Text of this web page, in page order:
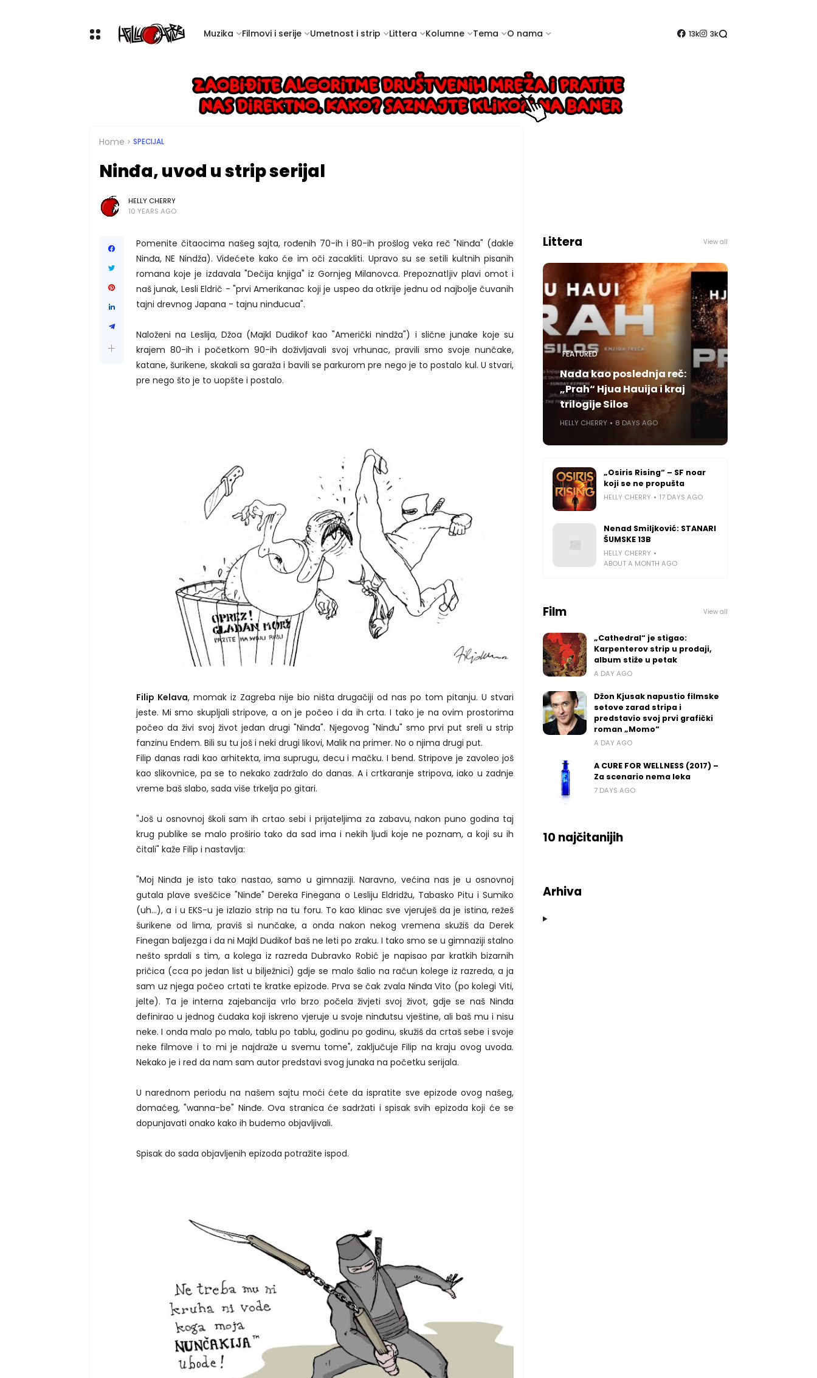
Muzika Filmovi i serije Umetnost i strip Littera Kolumne Tema O nama 13k 3k
Home SPECIJAL
Ninđa, uvod u strip serijal
HELLY CHERRY
10 YEARS AGO
Pomenite čitaocima našeg sajta, rođenih 70-ih i 80-ih prošlog veka reč "Ninđa" (dakle
Ninđa, NE Nindža). Videćete kako će im oči zacakliti. Upravo su se setili kultnih pisanih
romana koje je izdavala "Dečija knjiga" iz Gornjeg Milanovca. Prepoznatljiv plavi omot i
naš junak, Lesli Eldrič - "prvi Amerikanac koji je uspeo da otkrije jednu od najbolje čuvanih
tajni drevnog Japana - tajnu ninđucua".
Naloženi na Leslija, Džoa (Majkl Dudikof kao "Američki nindža") i slične junake koje su
krajem 80-ih i početkom 90-ih doživljavali svoj vrhunac, pravili smo svoje nunčake,
katane, šurikene, skakali sa garaža i bavili se parkurom pre nego je to postalo kul. U stvari,
pre nego što je to uopšte i postalo.
Filip Kelava, momak iz Zagreba nije bio ništa drugačiji od nas po tom pitanju. U stvari
jeste. Mi smo skupljali stripove, a on je počeo i da ih crta. I tako je na ovim prostorima
počeo da živi svoj život jedan drugi "Ninđa". Njegovog "Ninđu" smo prvi put sreli u strip
fanzinu Endem. Bili su tu još i neki drugi likovi, Malik na primer. No o njima drugi put.
Filip danas radi kao arhitekta, ima suprugu, decu i mačku. I bend. Stripove je zavoleo još
kao slikovnice, pa se to nekako zadržalo do danas. A i crtkaranje stripova, iako u zadnje
vreme baš slabo, sada više trkelja po gitari.
"Još u osnovnoj školi sam ih crtao sebi i prijateljima za zabavu, nakon puno godina taj
krug publike se malo proširio tako da sad ima i nekih ljudi koje ne poznam, a koji su ih
čitali" kaže Filip i nastavlja:
"Moj Ninđa je isto tako nastao, samo u gimnaziji. Naravno, većina nas je u osnovnoj
gutala plave sveščice "Ninđe" Dereka Finegana o Lesliju Eldridžu, Tabasko Pitu i Sumiko
(uh...), a i u EKS-u je izlazio strip na tu foru. To kao klinac sve vjeruješ da je istina, režeš
šurikene od lima, praviš si nunčake, a onda nakon nekog vremena skužiš da Derek
Finegan baljezga i da ni Majkl Dudikof baš ne leti po zraku. I tako smo se u gimnaziji stalno
nešto sprdali s tim, a kolega iz razreda Dubravko Robić je napisao par kratkih bizarnih
pričica (cca po jedan list u bilježnici) gdje se malo šalio na račun kolege iz razreda, a ja
sam uz njega počeo crtati te kratke epizode. Prva se čak zvala Ninđa Vito (po kolegi Viti,
jelte). Ta je interna zajebancija vrlo brzo počela živjeti svoj život, gdje se naš Ninđa
definirao u jednog čudaka koji iskreno vjeruje u svoje ninđutsu vještine, ali baš mu i nisu
neke. I onda malo po malo, tablu po tablu, godinu po godinu, skužiš da crtaš sebe i svoje
neke filmove i to mi je najdraže u svemu tome", zaključuje Filip na kraju ovog uvoda.
Nekako je i red da nam sam autor predstavi svog junaka na početku serijala.
U narednom periodu na našem sajtu moći ćete da ispratite sve epizode ovog našeg,
domaćeg, "wanna-be" Ninđe. Ova stranica će sadržati i spisak svih epizoda koji će se
dopunjavati onako kako ih budemo objavljivali.
Spisak do sada objavljenih epizoda potražite ispod.
Littera View all
FEATURED
Nada kao poslednja reč:
„Prah“ Hjua Hauija i kraj
trilogije Silos
HELLY CHERRY 8 DAYS AGO
„Osiris Rising“ – SF noar
koji se ne propušta
HELLY CHERRY 17 DAYS AGO
Nenad Smiljković: STANARI
ŠUMSKE 13B
HELLY CHERRY
ABOUT A MONTH AGO
Film View all
„Cathedral“ je stigao:
Karpenterov strip u prodaji,
album stiže u petak
A DAY AGO
Džon Kjusak napustio filmske
setove zarad stripa i
predstavio svoj prvi grafički
roman „Momo“
A DAY AGO
A CURE FOR WELLNESS (2017) –
Za scenario nema leka
7 DAYS AGO
10 najčitanijih
Arhiva